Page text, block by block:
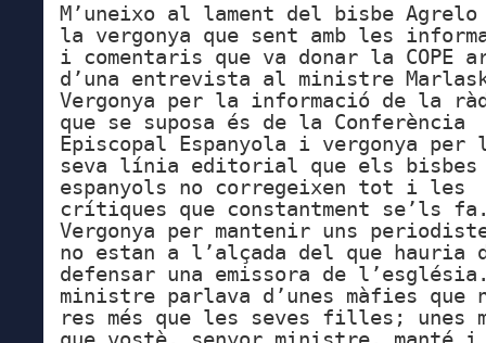
M’uneixo al lament del bisbe
la vergonya que sent amb les
i comentaris que va donar la COPE
d’una entrevista al ministre
Vergonya per la informació de la
que se suposa és de la Conferència
Episcopal Espanyola i vergonya per
seva línia editorial que els bisbes
espanyols no corregeixen tot i les
crítiques que constantment se’ls
Vergonya per mantenir uns
no estan a l’alçada del que hauria
defensar una emissora de
ministre parlava d’unes màfies que
res més que les seves filles; unes